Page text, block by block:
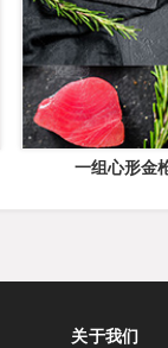
一组心形金
关于我们